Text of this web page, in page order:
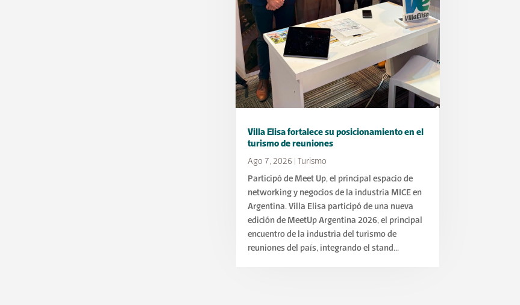
Villa Elisa fortalece su posicionamiento en el
turismo de reuniones
Ago 7, 2026
Turismo
Participó de Meet Up, el principal espacio de
networking y negocios de la industria MICE en
Argentina. Villa Elisa participó de una nueva
edición de MeetUp Argentina 2026, el principal
encuentro de la industria del turismo de
reuniones del país, integrando el stand...